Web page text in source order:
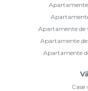
Apartamente
Apartamente de
Apartamente
Apartamente
Case